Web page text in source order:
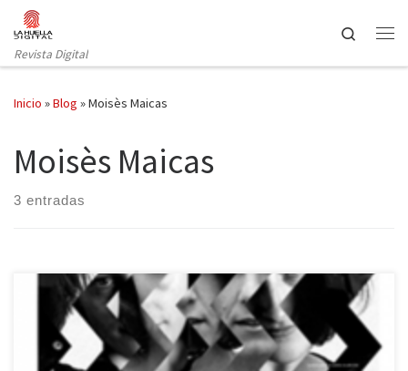
Saltar al contenido
Revista Digital
Search
Inicio »Blog »Moisès Maicas
Moisès Maicas
3 entradas
La Sala Beckett recupera, del 1 al 12 de noviembre, el montaje